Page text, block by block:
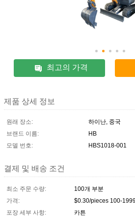
최고의 가격
제품 상세 정보
원래 장소:
하이난, 중국
브랜드 이름:
HB
모델 번호:
HBS1018-001
결제 및 배송 조건
최소 주문 수량:
100개 부분
가격:
$0.30/pieces 100-
포장 세부 사항:
카튼